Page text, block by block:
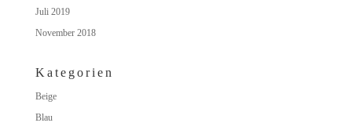
Juli 2019
November 2018
Kategorien
Beige
Blau